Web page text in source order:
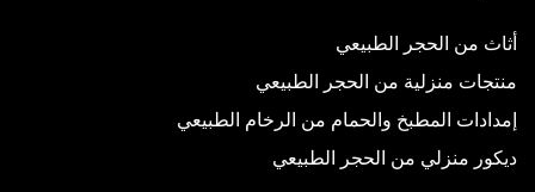
أثاث من الحجر الطبيعي
منتجات منزلية من الحجر الطبيعي
إمدادات المطبخ والحمام من الرخام الطبيعي
ديكور منزلي من الحجر الطبيعي